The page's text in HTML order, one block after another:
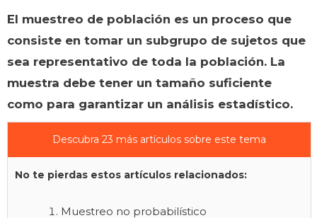
El muestreo de población es un proceso que
consiste en tomar un subgrupo de sujetos que
sea representativo de toda la población. La
muestra debe tener un tamaño suficiente
como para garantizar un análisis estadístico.
Descubra 23 más artículos sobre este tema
No te pierdas estos artículos relacionados:
Muestreo no probabilístico